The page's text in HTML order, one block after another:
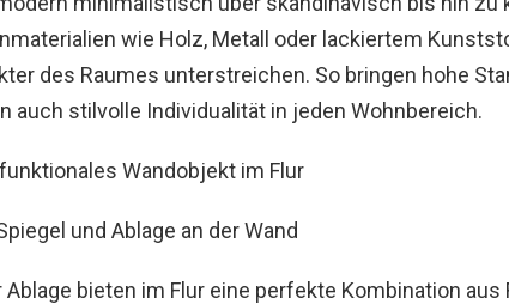
wie Holz, Metall oder lackiertem
des Raumes unterstreichen. So bringen hohe
auch stilvolle Individualität in jeden Wohnbereich.
Wandobjekt im Flur
bieten im Flur eine perfekte Kombination aus